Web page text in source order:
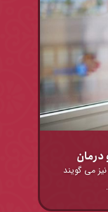
درمان
می گویند